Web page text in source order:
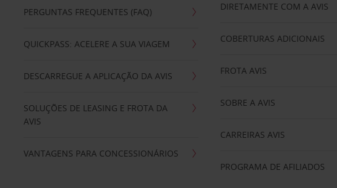
PERGUNTAS FREQUENTES (FAQ)
QUICKPASS: ACELERE A SUA VIAGEM
DESCARREGUE A APLICAÇÃO DA AVIS
SOLUÇÕES DE LEASING E FROTA DA
AVIS
VANTAGENS PARA CONCESSIONÁRIOS
DIRETAMENTE COM A AVIS
COBERTURAS ADICIONAIS
FROTA AVIS
SOBRE A AVIS
CARREIRAS AVIS
PROGRAMA DE AFILIADOS